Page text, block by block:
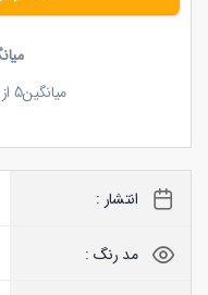
میانگین5 از
انتشار :
مد رنگ :